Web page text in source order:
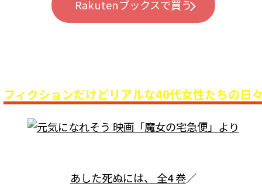
Rakutenブックスで買う
フィクションだけどリアルな40代女性たちの日
あした死ぬには、 全4 巻／